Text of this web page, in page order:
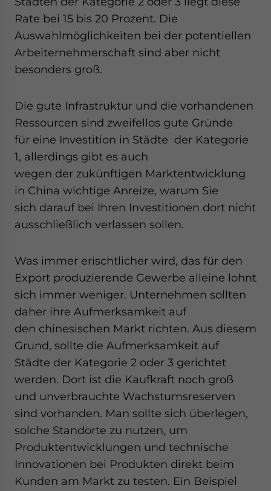
Rate bei 15 bis 20 Prozent. Die
Auswahlmöglichkeiten bei der potentiellen
Arbeiternehmerschaft sind aber nicht
besonders groß.
Die gute Infrastruktur und die vorhandenen
Ressourcen sind zweifellos gute Gründe
für eine Investition in Städte der Kategorie
1, allerdings gibt es auch
wegen der zukünftigen Marktentwicklung
in China wichtige Anreize, warum Sie
sich darauf bei Ihren Investitionen dort nicht
ausschließlich verlassen sollen.
Was immer erischtlicher wird, das für den
Export produzierende Gewerbe alleine lohnt
sich immer weniger. Unternehmen sollten
daher ihre Aufmerksamkeit auf
den chinesischen Markt richten. Aus diesem
Grund, sollte die Aufmerksamkeit auf
Städte der Kategorie 2 oder 3 gerichtet
werden. Dort ist die Kaufkraft noch groß
und unverbrauchte Wachstumsreserven
sind vorhanden. Man sollte sich überlegen,
solche Standorte zu nutzen, um
Produktentwicklungen und technische
Innovationen bei Produkten direkt beim
Kunden am Markt zu testen. Ein Beispiel